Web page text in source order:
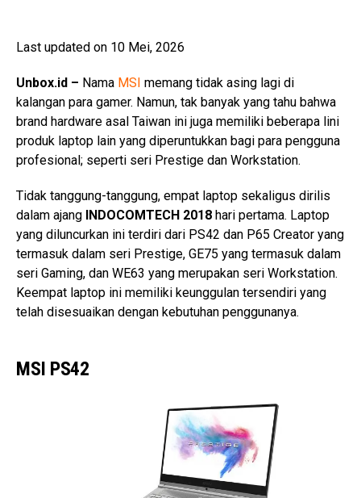
Last updated on 10 Mei, 2026
Unbox.id – Nama MSI memang tidak asing lagi di
kalangan para gamer. Namun, tak banyak yang tahu bahwa
brand hardware asal Taiwan ini juga memiliki beberapa lini
produk laptop lain yang diperuntukkan bagi para pengguna
profesional; seperti seri Prestige dan Workstation.
Tidak tanggung-tanggung, empat laptop sekaligus dirilis
dalam ajang INDOCOMTECH 2018 hari pertama. Laptop
yang diluncurkan ini terdiri dari PS42 dan P65 Creator yang
termasuk dalam seri Prestige, GE75 yang termasuk dalam
seri Gaming, dan WE63 yang merupakan seri Workstation.
Keempat laptop ini memiliki keunggulan tersendiri yang
telah disesuaikan dengan kebutuhan penggunanya.
MSI PS42